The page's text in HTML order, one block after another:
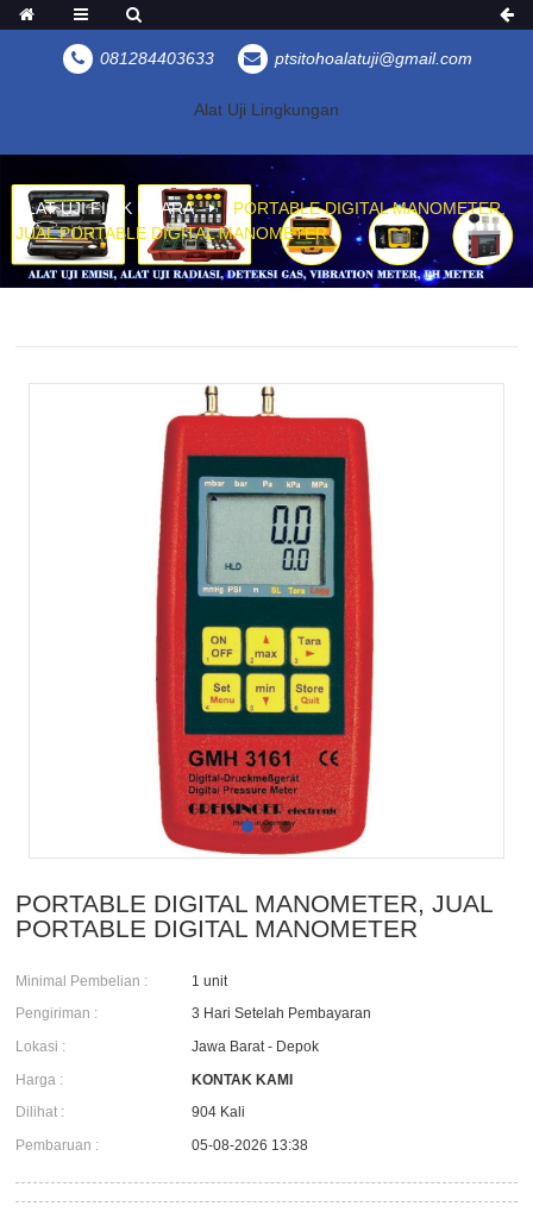
081284403633 ptsitohoalatuji@gmail.com
Alat Uji Lingkungan
ALAT UJI FISIK UDARA
PORTABLE DIGITAL MANOMETER,
JUAL PORTABLE DIGITAL MANOMETER
PORTABLE DIGITAL MANOMETER, JUAL
PORTABLE DIGITAL MANOMETER
Minimal Pembelian :
1 unit
Pengiriman :
3 Hari Setelah Pembayaran
Lokasi :
Jawa Barat - Depok
Harga :
KONTAK KAMI
Dilihat :
904 Kali
Pembaruan :
05-08-2026 13:38